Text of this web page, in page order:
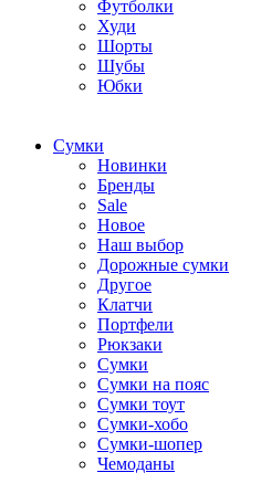
Футболки
Худи
Шорты
Шубы
Юбки
Cумки
Новинки
Бренды
Sale
Новое
Наш выбор
Дорожные сумки
Другое
Клатчи
Портфели
Рюкзаки
Сумки
Сумки на пояс
Сумки тоут
Сумки-хобо
Сумки-шопер
Чемоданы